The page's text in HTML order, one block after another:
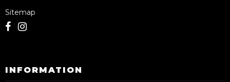
Sitemap
INFORMATION